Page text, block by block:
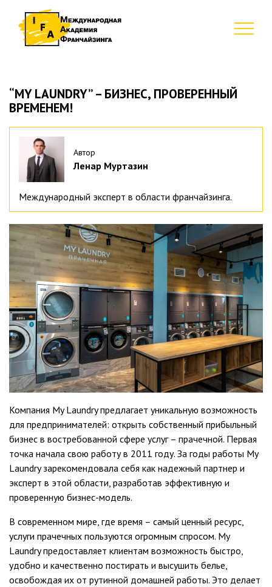
“MY LAUNDRY” – БИЗНЕС, ПРОВЕРЕННЫЙ
ВРЕМЕНЕМ!
Автор
Ленар Муртазин
Международный эксперт в области франчайзинга.
Компания My Laundry предлагает уникальную возможность
для предпринимателей: открыть собственный прибыльный
бизнес в востребованной сфере услуг – прачечной. Первая
точка начала свою работу в 2011 году. За годы работы My
Laundry зарекомендовала себя как надежный партнер и
эксперт в этой области, разработав эффективную и
проверенную бизнес-модель.
В современном мире, где время – самый ценный ресурс,
услуги прачечных пользуются огромным спросом. My
Laundry предоставляет клиентам возможность быстро,
удобно и качественно постирать и высушить белье,
освобождая их от рутинной домашней работы. Это делает